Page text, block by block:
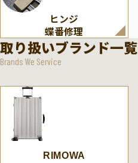
ヒンジ
蝶番修理
取り扱いブランド一覧
Brands We Service
RIMOWA